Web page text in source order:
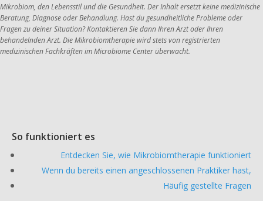
Mikrobiom, den Lebensstil und die Gesundheit. Der Inhalt ersetzt keine medizinische
Beratung, Diagnose oder Behandlung. Hast du gesundheitliche Probleme oder
Fragen zu deiner Situation? Kontaktieren Sie dann Ihren Arzt oder Ihren
behandelnden Arzt. Die Mikrobiomtherapie wird stets von registrierten
medizinischen Fachkräften im Microbiome Center überwacht.
So funktioniert es
Entdecken Sie, wie Mikrobiomtherapie funktioniert
Wenn du bereits einen angeschlossenen Praktiker hast,
Häufig gestellte Fragen